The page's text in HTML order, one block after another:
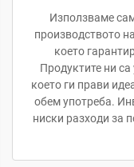
Използваме
производството
което
Продуктите ни
което ги прави
обем употреба.
ниски разходи за